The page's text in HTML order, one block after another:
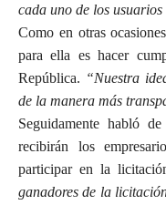
cada uno de los
Como en otras
para ella es hacer
República. “Nuestra
de la manera más
Seguidamente habló
recibirán los
participar en la
ganadores de la